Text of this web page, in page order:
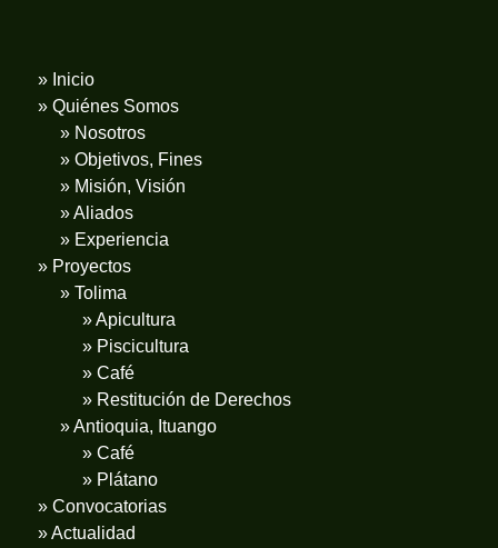
» Inicio
» Quiénes Somos
» Nosotros
» Objetivos, Fines
» Misión, Visión
» Aliados
» Experiencia
» Proyectos
» Tolima
» Apicultura
» Piscicultura
» Café
» Restitución de Derechos
» Antioquia, Ituango
» Café
» Plátano
» Convocatorias
» Actualidad